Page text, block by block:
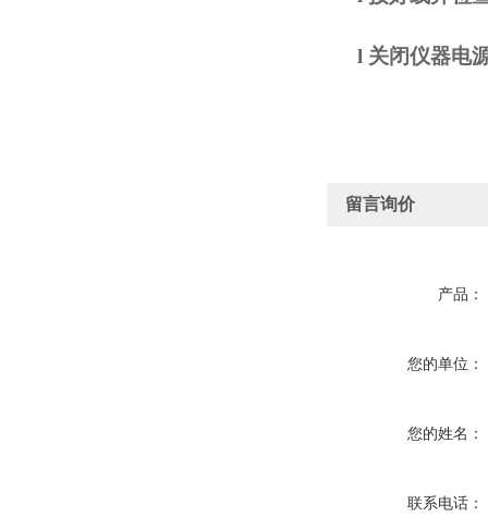
l 关闭仪器电
留言询价
产品：
您的单位：
您的姓名：
联系电话：